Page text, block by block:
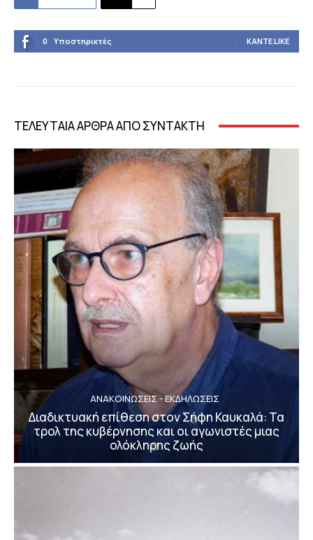
0 Υποστηρικτές ΚΆΝΤΕ LIKE
ΤΕΛΕΥΤΑΙΑ ΑΡΘΡΑ ΑΠΟ ΣΥΝΤΑΚΤΗ
ΑΝΑΚΟΙΝΩΣΕΙΣ - ΕΚΔΗΛΩΣΕΙΣ
Διαδικτυακή επίθεση στον Σήφη Καυκαλά: Τα
τρολ της κυβέρνησης και οι αγωνιστές μιας
ολόκληρης ζωής